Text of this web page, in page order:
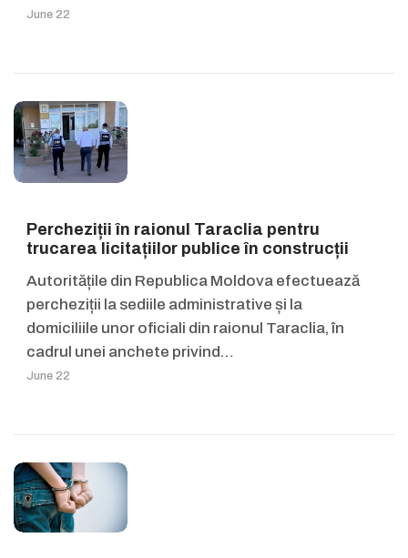
June 22
Percheziții în raionul Taraclia pentru
trucarea licitațiilor publice în construcții
Autoritățile din Republica Moldova efectuează
percheziții la sediile administrative și la
domiciliile unor oficiali din raionul Taraclia, în
cadrul unei anchete privind…
June 22